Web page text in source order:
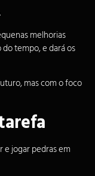
melhorias
tempo, e dará os
mas com o foco
e jogar pedras em